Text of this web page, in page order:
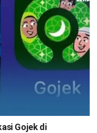
Gojek di